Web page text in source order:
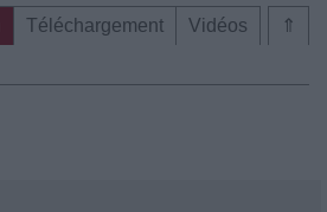
⇑
Téléchargement
Vidéos